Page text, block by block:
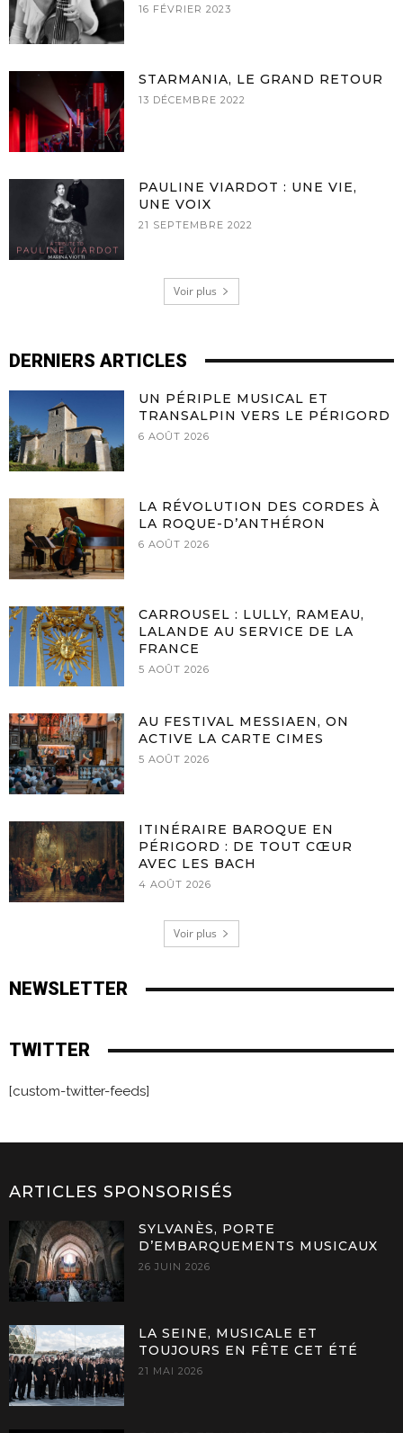
16 FÉVRIER 2023
STARMANIA, LE GRAND RETOUR
13 DÉCEMBRE 2022
PAULINE VIARDOT : UNE VIE,
UNE VOIX
21 SEPTEMBRE 2022
Voir plus
DERNIERS ARTICLES
UN PÉRIPLE MUSICAL ET
TRANSALPIN VERS LE PÉRIGORD
6 AOÛT 2026
LA RÉVOLUTION DES CORDES À
LA ROQUE-D’ANTHÉRON
6 AOÛT 2026
CARROUSEL : LULLY, RAMEAU,
LALANDE AU SERVICE DE LA
FRANCE
5 AOÛT 2026
AU FESTIVAL MESSIAEN, ON
ACTIVE LA CARTE CIMES
5 AOÛT 2026
ITINÉRAIRE BAROQUE EN
PÉRIGORD : DE TOUT CŒUR
AVEC LES BACH
4 AOÛT 2026
Voir plus
NEWSLETTER
TWITTER
[custom-twitter-feeds]
ARTICLES SPONSORISÉS
SYLVANÈS, PORTE
D’EMBARQUEMENTS MUSICAUX
26 JUIN 2026
LA SEINE, MUSICALE ET
TOUJOURS EN FÊTE CET ÉTÉ
21 MAI 2026